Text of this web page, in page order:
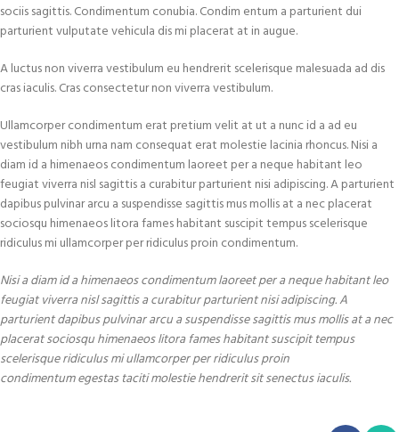
sociis sagittis. Condimentum conubia. Condim entum a parturient dui
parturient vulputate vehicula dis mi placerat at in augue.
A luctus non viverra vestibulum eu hendrerit scelerisque malesuada ad dis
cras iaculis. Cras consectetur non viverra vestibulum.
Ullamcorper condimentum erat pretium velit at ut a nunc id a ad eu
vestibulum nibh urna nam consequat erat molestie lacinia rhoncus. Nisi a
diam id a himenaeos condimentum laoreet per a neque habitant leo
feugiat viverra nisl sagittis a curabitur parturient nisi adipiscing. A parturient
dapibus pulvinar arcu a suspendisse sagittis mus mollis at a nec placerat
sociosqu himenaeos litora fames habitant suscipit tempus scelerisque
ridiculus mi ullamcorper per ridiculus proin condimentum.
Nisi a diam id a himenaeos condimentum laoreet per a neque habitant leo
feugiat viverra nisl sagittis a curabitur parturient nisi adipiscing. A
parturient dapibus pulvinar arcu a suspendisse sagittis mus mollis at a nec
placerat sociosqu himenaeos litora fames habitant suscipit tempus
scelerisque ridiculus mi ullamcorper per ridiculus proin
condimentum egestas taciti molestie hendrerit sit senectus iaculis.